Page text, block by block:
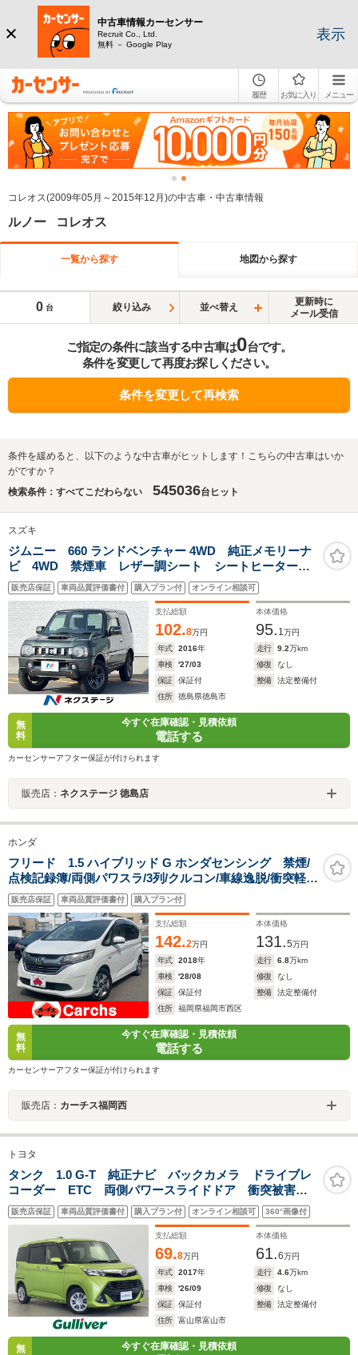
中古車情報カーセンサー
Recruit Co., Ltd.
無料 － Google Play
表示
履歴 お気に入り メニュー
コレオス(2009年05月～2015年12月)の中古車・中古車情報
ルノー コレオス
一覧から探す 地図から探す
0 台 絞り込み 並べ替え
更新時に
メール受信
ご指定の条件に該当する中古車は0台です。
条件を変更して再度お探しください。
条件を変更して再検索
条件を緩めると、以下のような中古車がヒットします！こちらの中古車はいか
がですか？
検索条件：すべてこだわらない
545036台ヒット
スズキ
ジムニー 660 ランドベンチャー 4WD 純正メモリーナ
ビ 4WD 禁煙車 レザー調シート シートヒーター
ETC CD 地デジ
販売店保証 車両品質評価書付 購入プラン付 オンライン相談可
支払総額
102.8万円
本体価格
95. 1万円
年式
2016年 走行 9.2万km
車検
'27/03 修復
なし
保証
保証付 整備
法定整備付
住所
徳島県徳島市
無
料
今すぐ在庫確認・見積依頼
電話する
カーセンサーアフター保証が付けられます
販売店： ネクステージ 徳島店
ホンダ
フリード 1.5 ハイブリッド G ホンダセンシング 禁煙/
点検記録簿/両側パワスラ/3列/クルコン/車線逸脱/衝突軽
減/Bカメ/ドラレコ/ETC/LED
販売店保証 車両品質評価書付 購入プラン付
支払総額
142.2万円
本体価格
131.5万円
年式
2018年 走行 6.8万km
車検
'28/08 修復
なし
保証
保証付 整備
法定整備付
住所
福岡県福岡市西区
無
料
今すぐ在庫確認・見積依頼
電話する
カーセンサーアフター保証が付けられます
販売店： カーチス福岡西
トヨタ
タンク 1.0 G-T 純正ナビ バックカメラ ドライブレ
コーダー ETC 両側パワースライドドア 衝突被害軽
減システム 横滑り防止装置 アイドリングストップ
オートハロゲンライト フォグライト ステアリングス
イッチ AAC
販売店保証 車両品質評価書付 購入プラン付 オンライン相談可 360°画像付
支払総額
69.8万円
本体価格
61.6万円
年式
2017年 走行 4.6万km
車検
'26/09 修復
なし
保証
保証付 整備
法定整備付
住所
富山県富山市
無
今すぐ在庫確認・見積依頼